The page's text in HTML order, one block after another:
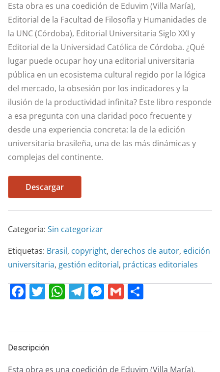
Esta obra es una coedición de Eduvim (Villa María),
Editorial de la Facultad de Filosofía y Humanidades de
la UNC (Córdoba), Editorial Universitaria Siglo XXI y
Editorial de la Universidad Católica de Córdoba. ¿Qué
lugar puede ocupar hoy una editorial universitaria
pública en un ecosistema cultural regido por la lógica
del mercado, la obsesión por los indicadores y la
ilusión de la productividad infinita? Este libro responde
a esa pregunta con una claridad poco frecuente y
desde una experiencia concreta: la de la edición
universitaria brasileña, una de las más dinámicas y
complejas del continente.
Descargar
Categoría: Sin categorizar
Etiquetas: Brasil, copyright, derechos de autor, edición
universitaria, gestión editorial, prácticas editoriales
F
e
b
T
er
W
s
T
gr
M
e
G
l p
Descripción
Esta obra es una coedición de Eduvim (Villa María),